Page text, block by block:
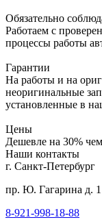
Обязательно
Работаем с
процессы работы
Гарантии
На работы и на
неоригинальные
установленные в
Цены
Дешевле на 30%
Наши контакты
г. Санкт-Петербург
пр. Ю. Гагарина д. 1
8-921-998-18-88